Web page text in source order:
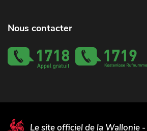
Nous contacter
Le site officiel de la Wallonie